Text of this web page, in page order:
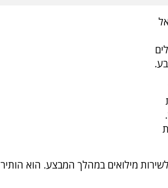
לשירות מילואים במהלך המבצע. הוא הותיר